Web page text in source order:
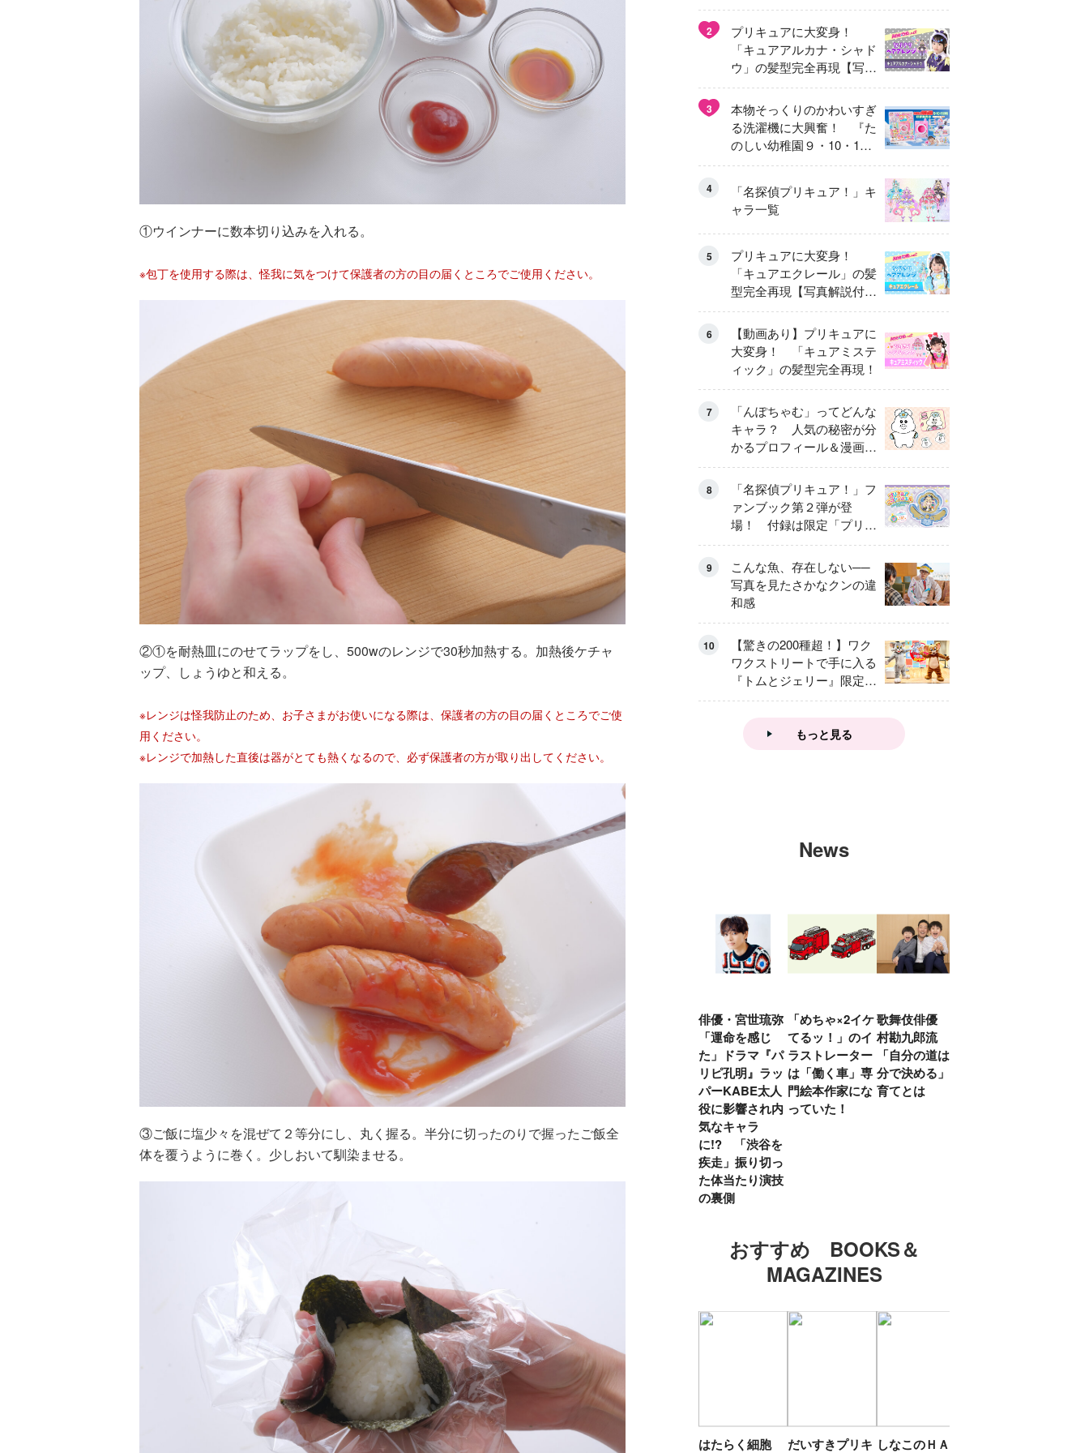
①ウインナーに数本切り込みを入れる。
※包丁を使用する際は、怪我に気をつけて保護者の方の目の届くところでご使用ください。
②①を耐熱皿にのせてラップをし、500wのレンジで30秒加熱する。加熱後ケチャ
ップ、しょうゆと和える。
※レンジは怪我防止のため、お子さまがお使いになる際は、保護者の方の目の届くところでご使
用ください。
※レンジで加熱した直後は器がとても熱くなるので、必ず保護者の方が取り出してください。
③ご飯に塩少々を混ぜて２等分にし、丸く握る。半分に切ったのりで握ったご飯全
体を覆うように巻く。少しおいて馴染ませる。
異変
2
プリキュアに大変身！
「キュアアルカナ・シャド
ウ」の髪型完全再現【写真
解説付き】
3
本物そっくりのかわいすぎ
る洗濯機に大興奮！ 『た
のしい幼稚園９・10・11
月号』だけのオリジナル付
せんたくき」
4
「名探偵プリキュア！」キ
ャラ一覧
5
プリキュアに大変身！
「キュアエクレール」の髪
型完全再現【写真解説付
き】
6
【動画あり】プリキュアに
大変身！ 「キュアミステ
ィック」の髪型完全再現！
7
「んぽちゃむ」ってどんな
キャラ？ 人気の秘密が分
かるプロフィール＆漫画ま
とめ
8
「名探偵プリキュア！」フ
ァンブック第２弾が登
場！ 付録は限定「プリキ
ュアマコトジュエル キュ
アアルカナ・シャドウ ア
イスver.」 キュアエクレ
ールを大特集！
9
こんな魚、存在しない──
写真を見たさかなクンの違
和感
10
【驚きの200種超！】ワク
ワクストリートで手に入る
『トムとジェリー』限定グ
ッズ特集
もっと見る
News
俳優・宮世琉弥
「運命を感じ
た」ドラマ『パ
リピ孔明』ラッ
パーKABE太人
役に影響され内
気なキャラ
に!? 「渋谷を
疾走」振り切っ
た体当たり演技
の裏側
「めちゃ×2イケ
てるッ！」のイ
ラストレーター
は「働く車」専
門絵本作家にな
っていた！
歌舞伎俳優 中
村勘九郎流
「自分の道は自
分で決める」子
育てとは
おすすめ BOOKS＆
MAGAZINES
はたらく細胞
だいすきプリキ しなこのＨＡＰ